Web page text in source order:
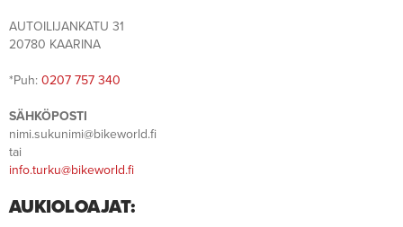
AUTOILIJANKATU 31
20780 KAARINA
*Puh: 0207 757 340
SÄHKÖPOSTI
nimi.sukunimi@bikeworld.fi
tai
info.turku@bikeworld.fi
AUKIOLOAJAT: